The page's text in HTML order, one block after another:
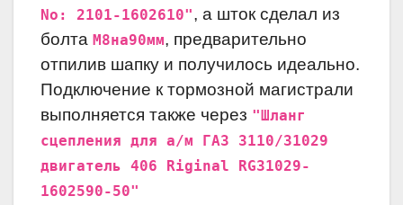
No: 2101-1602610", а шток сделал из
болта M8на90мм, предварительно
отпилив шапку и получилось идеально.
Подключение к тормозной магистрали
выполняется также через "Шланг
сцепления для а/м ГАЗ 3110/31029
двигатель 406 Riginal RG31029-
1602590-50"